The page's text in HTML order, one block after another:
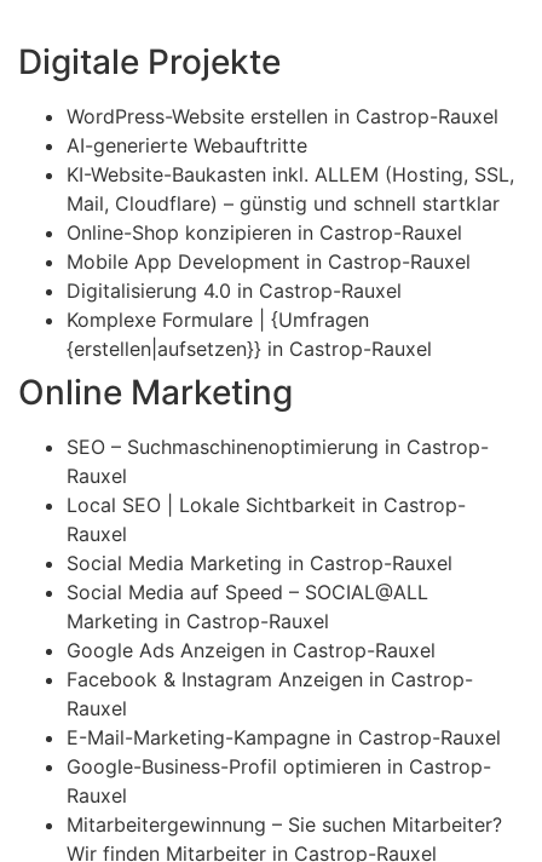
Digitale Projekte
WordPress-Website erstellen in Castrop-Rauxel
AI-generierte Webauftritte
KI-Website-Baukasten inkl. ALLEM (Hosting, SSL,
Mail, Cloudflare) – günstig und schnell startklar
Online-Shop konzipieren in Castrop-Rauxel
Mobile App Development in Castrop-Rauxel
Digitalisierung 4.0 in Castrop-Rauxel
Komplexe Formulare | {Umfragen
{erstellen|aufsetzen}} in Castrop-Rauxel
Online Marketing
SEO – Suchmaschinenoptimierung in Castrop-
Rauxel
Local SEO | Lokale Sichtbarkeit in Castrop-
Rauxel
Social Media Marketing in Castrop-Rauxel
Social Media auf Speed – SOCIAL@ALL
Marketing in Castrop-Rauxel
Google Ads Anzeigen in Castrop-Rauxel
Facebook & Instagram Anzeigen in Castrop-
Rauxel
E-Mail-Marketing-Kampagne in Castrop-Rauxel
Google-Business-Profil optimieren in Castrop-
Rauxel
Mitarbeitergewinnung – Sie suchen Mitarbeiter?
Wir finden Mitarbeiter in Castrop-Rauxel